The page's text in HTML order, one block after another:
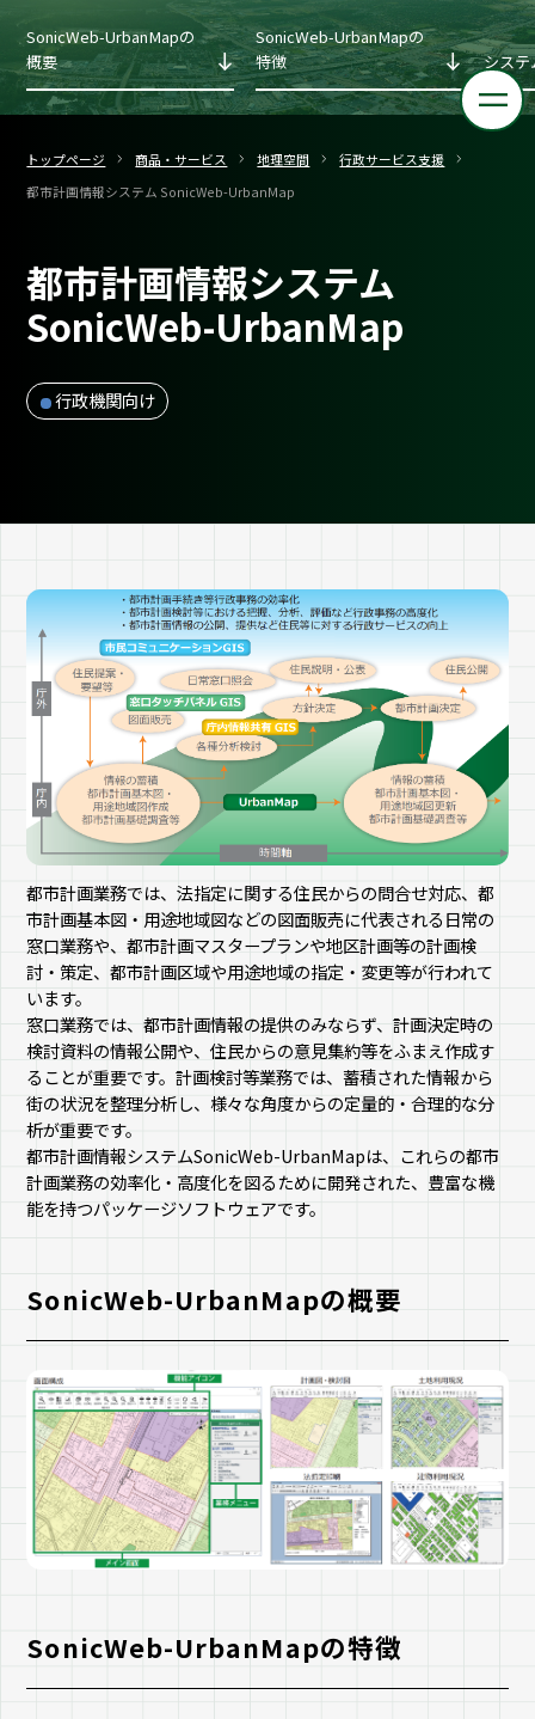
トップページ 商品・サービス 地理空間
行政サービス支援
都市計画情報システム SonicWeb-UrbanMap
都市計画情報システム
SonicWeb-UrbanMap
行政機関向け
SonicWeb-UrbanMapの
概要
SonicWeb-UrbanMapの
特徴
システ
都市計画業務では、法指定に関する住民からの問合せ対応、都
市計画基本図・用途地域図などの図面販売に代表される日常の
窓口業務や、都市計画マスタープランや地区計画等の計画検
討・策定、都市計画区域や用途地域の指定・変更等が行われて
います。
窓口業務では、都市計画情報の提供のみならず、計画決定時の
検討資料の情報公開や、住民からの意見集約等をふまえ作成す
ることが重要です。計画検討等業務では、蓄積された情報から
街の状況を整理分析し、様々な角度からの定量的・合理的な分
析が重要です。
都市計画情報システムSonicWeb-UrbanMapは、これらの都市
計画業務の効率化・高度化を図るために開発された、豊富な機
能を持つパッケージソフトウェアです。
SonicWeb-UrbanMapの概要
SonicWeb-UrbanMapの特徴